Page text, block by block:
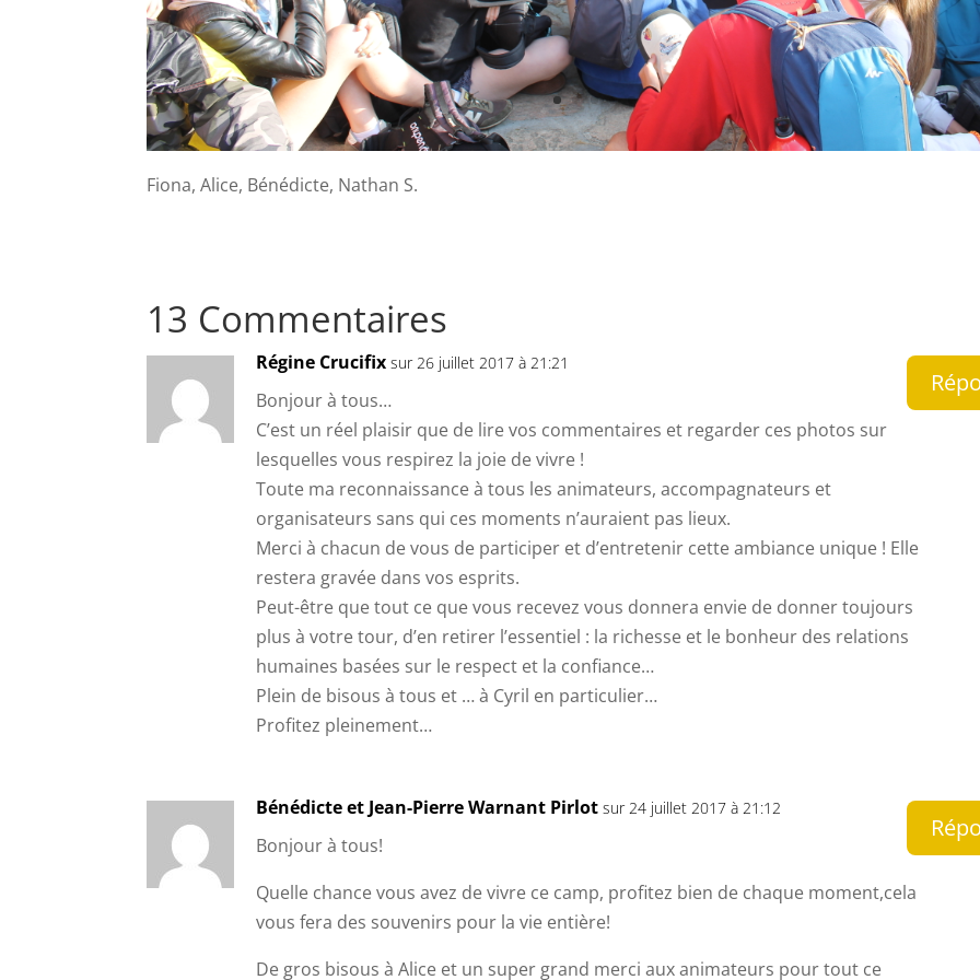
Fiona, Alice, Bénédicte, Nathan S.
13 Commentaires
Régine Crucifix sur 26 juillet 2017 à 21:21
Bonjour à tous…
C’est un réel plaisir que de lire vos commentaires et regarder ces photos sur
lesquelles vous respirez la joie de vivre !
Toute ma reconnaissance à tous les animateurs, accompagnateurs et
organisateurs sans qui ces moments n’auraient pas lieux.
Merci à chacun de vous de participer et d’entretenir cette ambiance unique ! Elle
restera gravée dans vos esprits.
Peut-être que tout ce que vous recevez vous donnera envie de donner toujours
plus à votre tour, d’en retirer l’essentiel : la richesse et le bonheur des relations
humaines basées sur le respect et la confiance…
Plein de bisous à tous et … à Cyril en particulier…
Profitez pleinement…
Bénédicte et Jean-Pierre Warnant Pirlot sur 24 juillet 2017 à 21:12
Bonjour à tous!
Quelle chance vous avez de vivre ce camp, profitez bien de chaque moment,cela
vous fera des souvenirs pour la vie entière!
De gros bisous à Alice et un super grand merci aux animateurs pour tout ce